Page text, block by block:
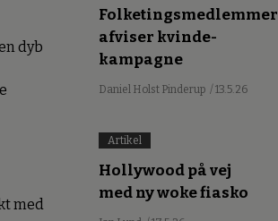
dyb
med
Folketingsmedlemmer
afviser kvinde-
kampagne
Daniel Holst Pinderup / 13.5.26
Artikel
Hollywood på vej
med ny woke fiasko